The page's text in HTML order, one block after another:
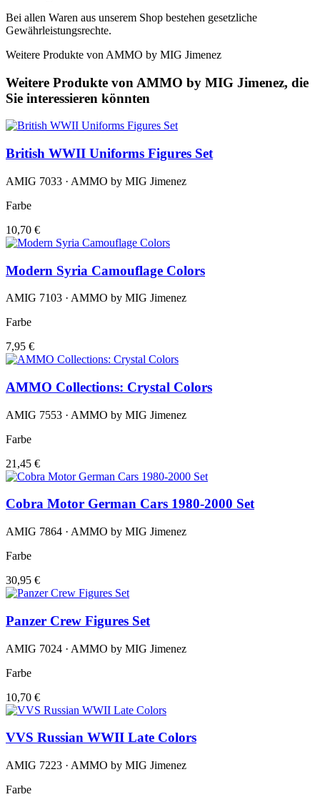
Bei allen Waren aus unserem Shop bestehen gesetzliche
Gewährleistungsrechte.
Weitere Produkte von AMMO by MIG Jimenez
Weitere Produkte von AMMO by MIG Jimenez, die
Sie interessieren könnten
British WWII Uniforms Figures Set
AMIG 7033 · AMMO by MIG Jimenez
Farbe
10,70 €
Modern Syria Camouflage Colors
AMIG 7103 · AMMO by MIG Jimenez
Farbe
7,95 €
AMMO Collections: Crystal Colors
AMIG 7553 · AMMO by MIG Jimenez
Farbe
21,45 €
Cobra Motor German Cars 1980-2000 Set
AMIG 7864 · AMMO by MIG Jimenez
Farbe
30,95 €
Panzer Crew Figures Set
AMIG 7024 · AMMO by MIG Jimenez
Farbe
10,70 €
VVS Russian WWII Late Colors
AMIG 7223 · AMMO by MIG Jimenez
Farbe